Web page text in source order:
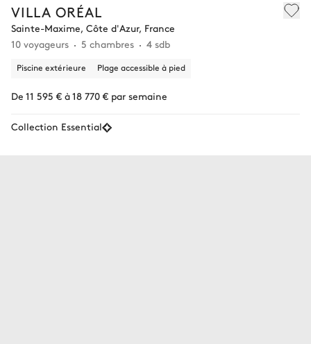
VILLA ORÉAL
Sainte-Maxime, Côte d'Azur, France
10 voyageurs
5 chambres 4 sdb
Piscine extérieure Plage accessible à pied
De 11 595 € à 18 770 € par semaine
Collection Essential